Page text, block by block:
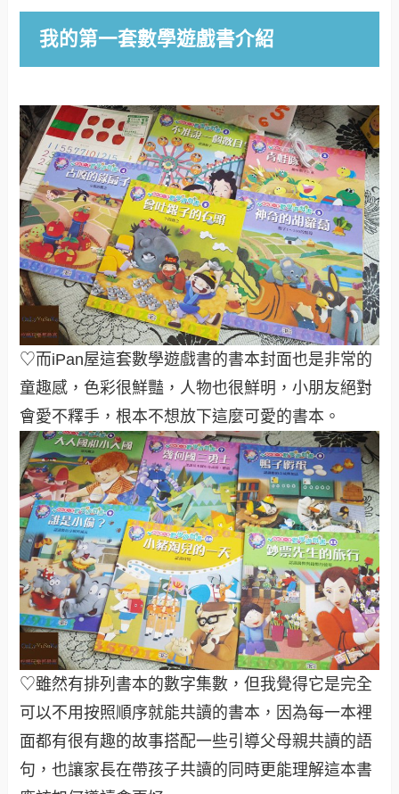
我的第一套數學遊戲書介紹
♡而iPan屋這套數學遊戲書的書本封面也是非常的
童趣感，色彩很鮮豔，人物也很鮮明，小朋友絕對
會愛不釋手，根本不想放下這麼可愛的書本。
♡雖然有排列書本的數字集數，但我覺得它是完全
可以不用按照順序就能共讀的書本，因為每一本裡
面都有很有趣的故事搭配一些引導父母親共讀的語
句，也讓家長在帶孩子共讀的同時更能理解這本書